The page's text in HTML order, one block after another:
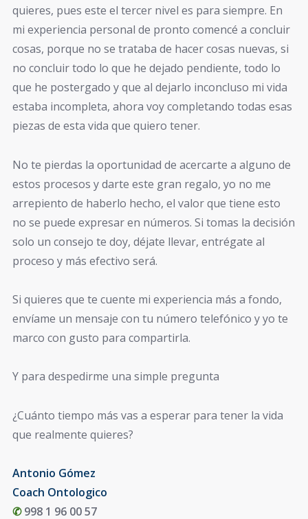
quieres, pues este el tercer nivel es para siempre. En
mi experiencia personal de pronto comencé a concluir
cosas, porque no se trataba de hacer cosas nuevas, si
no concluir todo lo que he dejado pendiente, todo lo
que he postergado y que al dejarlo inconcluso mi vida
estaba incompleta, ahora voy completando todas esas
piezas de esta vida que quiero tener.
No te pierdas la oportunidad de acercarte a alguno de
estos procesos y darte este gran regalo, yo no me
arrepiento de haberlo hecho, el valor que tiene esto
no se puede expresar en números. Si tomas la decisión
solo un consejo te doy, déjate llevar, entrégate al
proceso y más efectivo será.
Si quieres que te cuente mi experiencia más a fondo,
envíame un mensaje con tu número telefónico y yo te
marco con gusto para compartirla.
Y para despedirme una simple pregunta
¿Cuánto tiempo más vas a esperar para tener la vida
que realmente quieres?
Antonio Gómez
Coach Ontologico
✆ 998 1 96 00 57